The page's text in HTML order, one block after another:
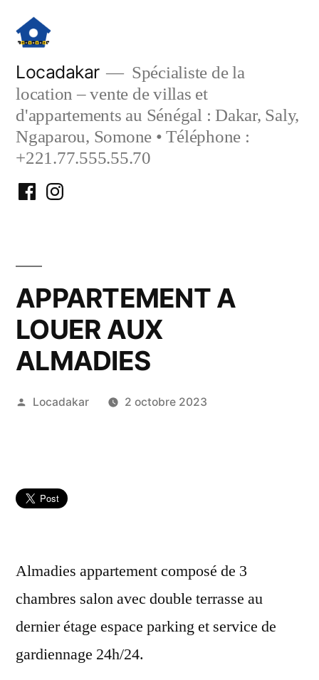
contenu
Locadakar
Spécialiste de la
location – vente de villas et
d'appartements au Sénégal : Dakar, Saly,
Ngaparou, Somone • Téléphone :
+221.77.555.55.70
FacebookInstagram
APPARTEMENT A
LOUER AUX
ALMADIES
Publié
Locadakar 2 octobre 2023
Almadies appartement composé de 3
chambres salon avec double terrasse au
dernier étage espace parking et service de
gardiennage 24h/24.